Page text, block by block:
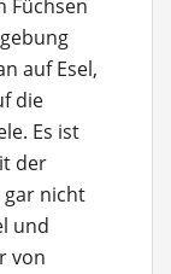
Füchsen
auf Esel,
die
Es ist
der
gar nicht
und
von